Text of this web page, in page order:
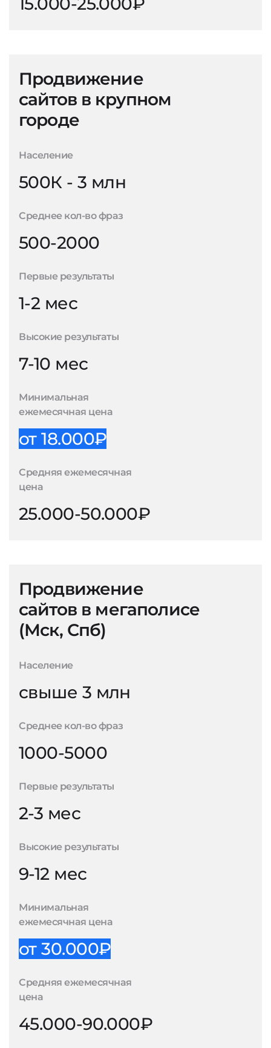
Продвижение
сайтов в крупном
городе
Население
500К - 3 млн
Среднее кол-во фраз
500-2000
Первые результаты
1-2 мес
Высокие результаты
7-10 мес
Минимальная
ежемесячная цена
от 18.000₽
Средняя ежемесячная
цена
25.000-50.000₽
Продвижение
сайтов в мегаполисе
(Мск, Спб)
Население
свыше 3 млн
Среднее кол-во фраз
1000-5000
Первые результаты
2-3 мес
Высокие результаты
9-12 мес
Минимальная
ежемесячная цена
от 30.000₽
Средняя ежемесячная
цена
45.000-90.000₽